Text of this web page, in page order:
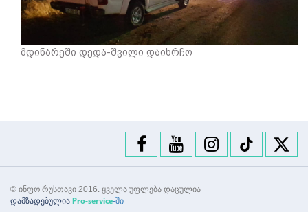
მდინარეში დედა-შვილი დაიხრჩო
© ინფო რუსთავი 2016. ყველა უფლება დაცულია
დამზადებულია Pro-service-ში